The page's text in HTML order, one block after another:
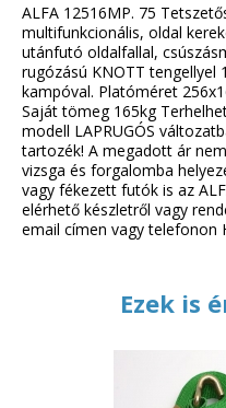
ALFA 12516MP. 75
multifunkcionális, oldal
utánfutó oldalfallal,
rugózású KNOTT tengellyel
kampóval. Platóméret
Saját tömeg 165kg
modell LAPRUGÓS
tartozék! A megadott ár
vizsga és forgalomba
vagy fékezett futók is az
elérhető készletről vagy
email címen vagy telefonon
Ezek is